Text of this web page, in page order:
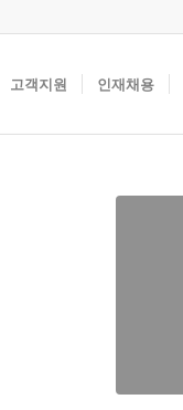
고객지원 인재채용